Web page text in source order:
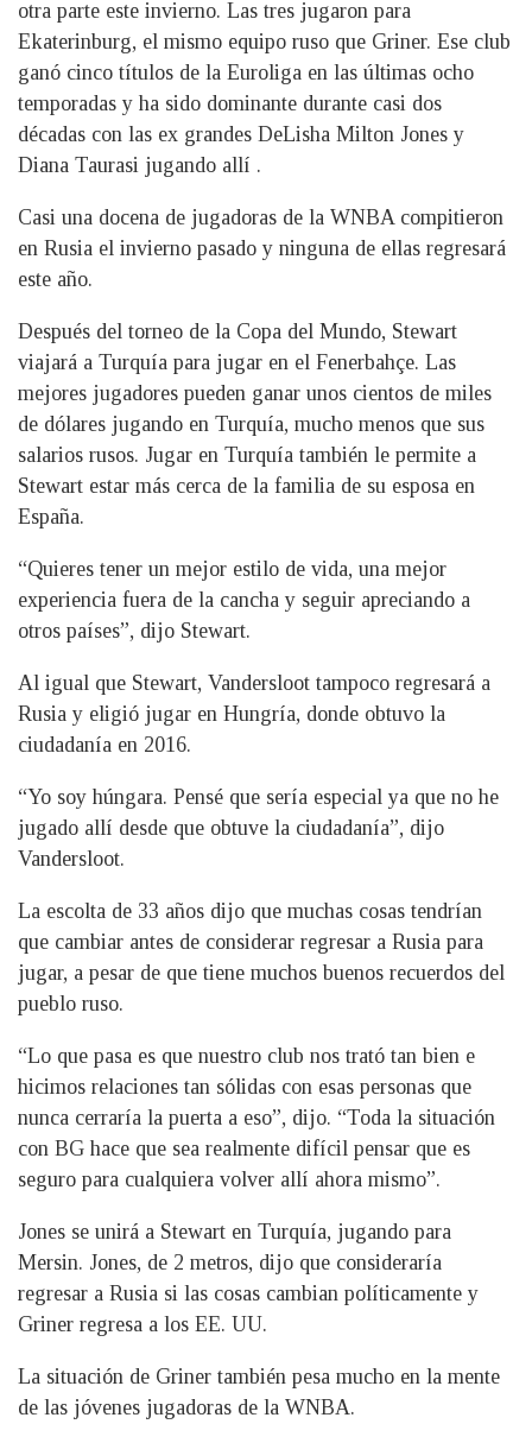
otra parte este invierno. Las tres jugaron para
Ekaterinburg, el mismo equipo ruso que Griner. Ese club
ganó cinco títulos de la Euroliga en las últimas ocho
temporadas y ha sido dominante durante casi dos
décadas con las ex grandes DeLisha Milton Jones y
Diana Taurasi jugando allí .
Casi una docena de jugadoras de la WNBA compitieron
en Rusia el invierno pasado y ninguna de ellas regresará
este año.
Después del torneo de la Copa del Mundo, Stewart
viajará a Turquía para jugar en el Fenerbahçe. Las
mejores jugadores pueden ganar unos cientos de miles
de dólares jugando en Turquía, mucho menos que sus
salarios rusos. Jugar en Turquía también le permite a
Stewart estar más cerca de la familia de su esposa en
España.
“Quieres tener un mejor estilo de vida, una mejor
experiencia fuera de la cancha y seguir apreciando a
otros países”, dijo Stewart.
Al igual que Stewart, Vandersloot tampoco regresará a
Rusia y eligió jugar en Hungría, donde obtuvo la
ciudadanía en 2016.
“Yo soy húngara. Pensé que sería especial ya que no he
jugado allí desde que obtuve la ciudadanía”, dijo
Vandersloot.
La escolta de 33 años dijo que muchas cosas tendrían
que cambiar antes de considerar regresar a Rusia para
jugar, a pesar de que tiene muchos buenos recuerdos del
pueblo ruso.
“Lo que pasa es que nuestro club nos trató tan bien e
hicimos relaciones tan sólidas con esas personas que
nunca cerraría la puerta a eso”, dijo. “Toda la situación
con BG hace que sea realmente difícil pensar que es
seguro para cualquiera volver allí ahora mismo”.
Jones se unirá a Stewart en Turquía, jugando para
Mersin. Jones, de 2 metros, dijo que consideraría
regresar a Rusia si las cosas cambian políticamente y
Griner regresa a los EE. UU.
La situación de Griner también pesa mucho en la mente
de las jóvenes jugadoras de la WNBA.